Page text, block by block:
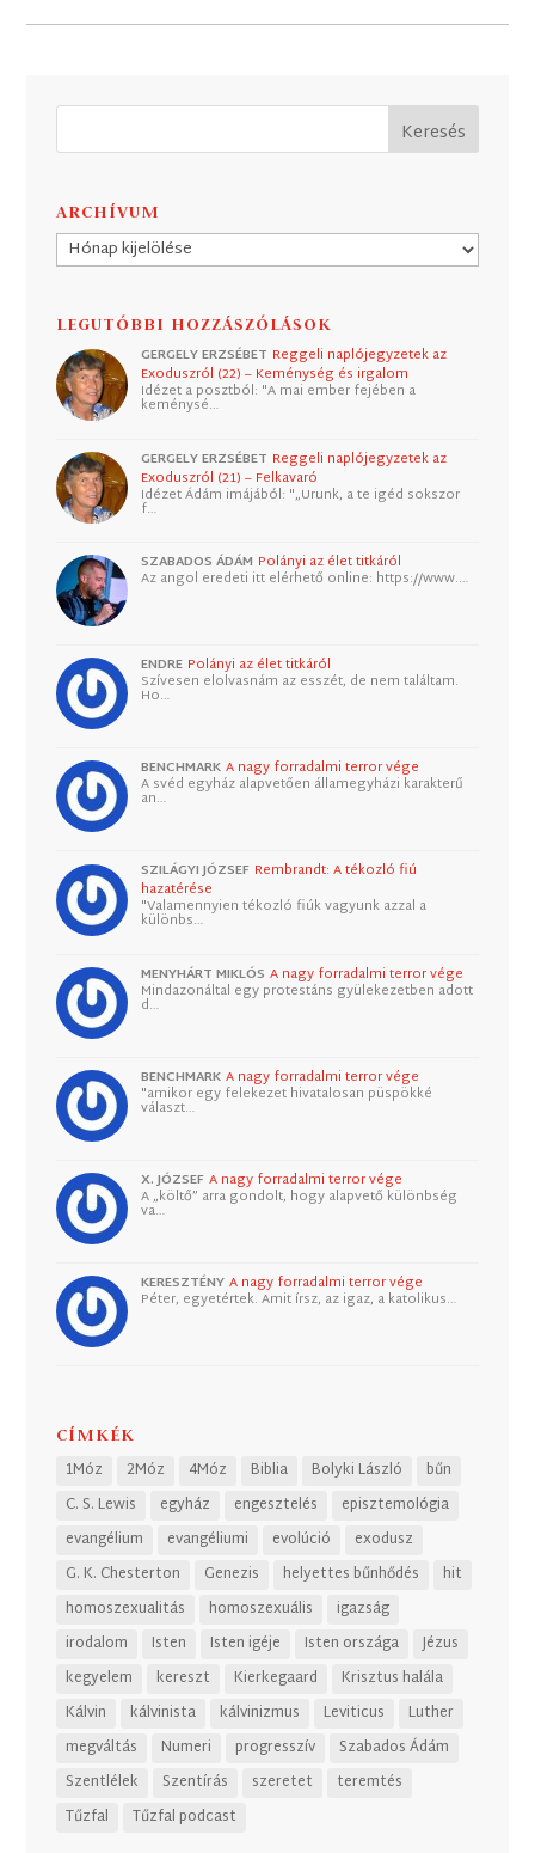
ARCHÍVUM
Archívum
LEGUTÓBBI HOZZÁSZÓLÁSOK
GERGELY ERZSÉBET Reggeli naplójegyzetek az
Exoduszról (22) – Keménység és irgalom
Idézet a posztból: "A mai ember fejében a
keménysé…
GERGELY ERZSÉBET Reggeli naplójegyzetek az
Exoduszról (21) – Felkavaró
Idézet Ádám imájából: "„Urunk, a te igéd sokszor
f…
SZABADOS ÁDÁM Polányi az élet titkáról
Az angol eredeti itt elérhető online: https://www.…
ENDRE Polányi az élet titkáról
Szívesen elolvasnám az esszét, de nem találtam.
Ho…
BENCHMARK A nagy forradalmi terror vége
A svéd egyház alapvetően államegyházi karakterű
an…
SZILÁGYI JÓZSEF Rembrandt: A tékozló fiú
hazatérése
"Valamennyien tékozló fiúk vagyunk azzal a
különbs…
MENYHÁRT MIKLÓS A nagy forradalmi terror vége
Mindazonáltal egy protestáns gyülekezetben adott
d…
BENCHMARK A nagy forradalmi terror vége
"amikor egy felekezet hivatalosan püspökké
választ…
X. JÓZSEF A nagy forradalmi terror vége
A „költő” arra gondolt, hogy alapvető különbség
va…
KERESZTÉNY A nagy forradalmi terror vége
Péter, egyetértek. Amit írsz, az igaz, a katolikus…
CÍMKÉK
1Móz 2Móz 4Móz Biblia Bolyki László
bűn
C. S. Lewis
egyház engesztelés
episztemológia
evangélium
evangéliumi evolúció
exodusz
G. K. Chesterton
Genezis helyettes bűnhődés
hit
homoszexualitás
homoszexuális
igazság
irodalom
Isten Isten igéje Isten országa
Jézus
kegyelem
kereszt Kierkegaard
Krisztus halála
Kálvin
kálvinista kálvinizmus Leviticus
Luther
megváltás
Numeri progresszív
Szabados Ádám
Szentlélek
Szentírás szeretet
teremtés
Tűzfal
Tűzfal podcast